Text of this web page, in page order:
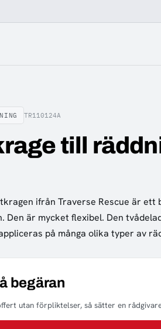
TR110124A
till
ifrån Traverse Rescue är ett
Den är mycket flexibel. Den
på många olika typer av
begäran
utan förpliktelser, så sätter en